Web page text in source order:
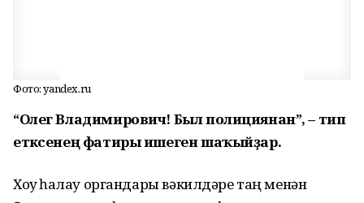
Фото: yandex.ru
“Олег Владимирович! Был полициянан”, – тип
етәксенең фатиры ишеген шаҡыйҙар.
Хоҡуҡ һаҡлау органдары вәкилдәре таң менән